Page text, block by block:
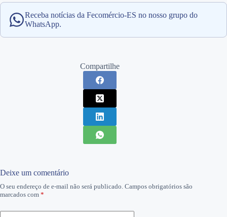
Receba notícias da Fecomércio-ES no nosso grupo do
WhatsApp.
Compartilhe
Deixe um comentário
O seu endereço de e-mail não será publicado. Campos obrigatórios são
marcados com *